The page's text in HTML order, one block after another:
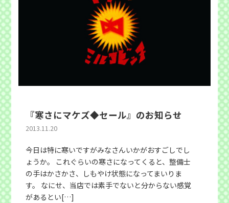
『寒さにマケズ◆セール』のお知らせ
2013.11.20
今日は特に寒いですがみなさんいかがおすごしでし
ょうか。 これぐらいの寒さになってくると、整備士
の手はかさかさ、しもやけ状態になってまいりま
す。 なにせ、当店では素手でないと分からない感覚
があるとい[…]